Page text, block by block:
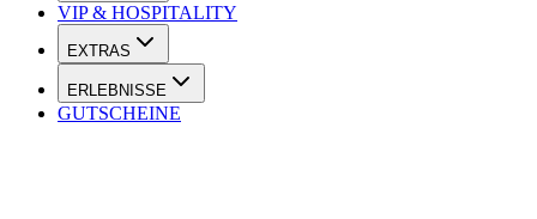
VIP & HOSPITALITY
EXTRAS
ERLEBNISSE
GUTSCHEINE